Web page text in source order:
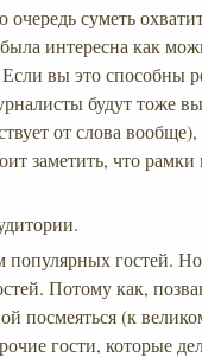
суметь
интересна как
вы это способны
будут тоже
от слова
заметить, что
популярных гостей.
Потому как,
посмеяться (к
гости, которые